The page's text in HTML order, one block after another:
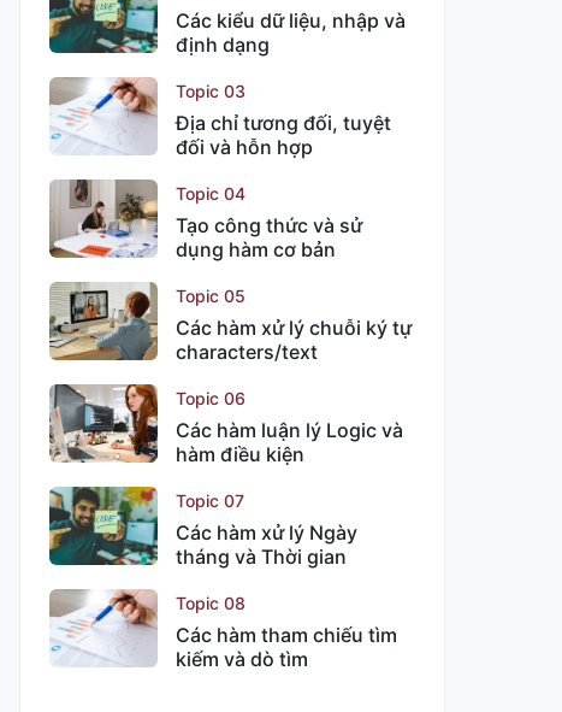
Các kiểu dữ liệu, nhập và
định dạng
Topic 03
Địa chỉ tương đối, tuyệt
đối và hỗn hợp
Topic 04
Tạo công thức và sử
dụng hàm cơ bản
Topic 05
Các hàm xử lý chuỗi ký tự
characters/text
Topic 06
Các hàm luận lý Logic và
hàm điều kiện
Topic 07
Các hàm xử lý Ngày
tháng và Thời gian
Topic 08
Các hàm tham chiếu tìm
kiếm và dò tìm